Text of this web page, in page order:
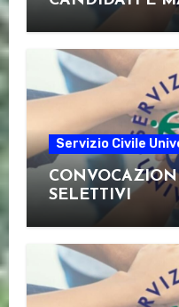
Servizio Civile
SELETTIVI